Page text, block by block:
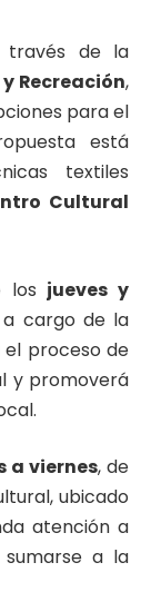
de la
y Recreación,
para el
está
textiles
Cultural
los jueves y
cargo de la
el proceso de
y promoverá
a viernes, de
ubicado
atención a
a la